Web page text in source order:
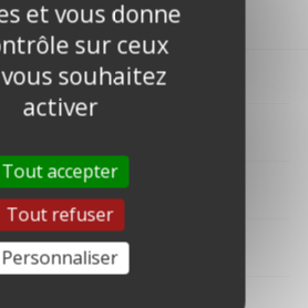
et vous donne
sur ceux
souhaitez
activer
Tout accepter
Tout refuser
Personnaliser